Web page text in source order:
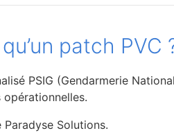
patch PVC
PSIG (Gendarmerie
Solutions.